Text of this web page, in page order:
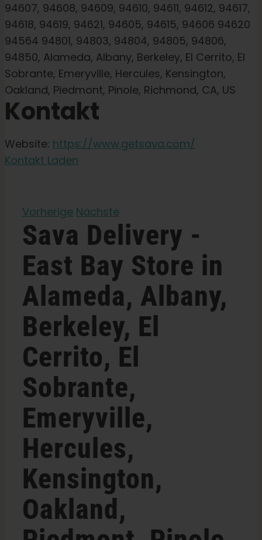
Gartensamen
Lernen Sie
Presse
Über
Erhaltung der karibischen Genetik
Kontakt
Shop
Deutsch
Suche
nach:
94607, 94608, 94609, 94610, 94611, 94612, 94617,
94618, 94619, 94621, 94605, 94615, 94606 94620
94564 94801, 94803, 94804, 94805, 94806,
94850, Alameda, Albany, Berkeley, El Cerrito, El
Sobrante, Emeryville, Hercules, Kensington,
Oakland, Piedmont, Pinole, Richmond, CA, US
Kontakt
Website: https://www.getsava.com/
Kontakt Laden
Vorherige Nächste
Sava Delivery -
East Bay Store in
Alameda, Albany,
Berkeley, El
Cerrito, El
Sobrante,
Emeryville,
Hercules,
Kensington,
Oakland,